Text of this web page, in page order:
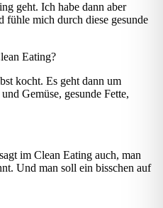
geht. Ich habe dann aber
fühle mich durch diese gesunde
Eating?
kocht. Es geht dann um
Gemüse, gesunde Fette,
im Clean Eating auch, man
Und man soll ein bisschen auf